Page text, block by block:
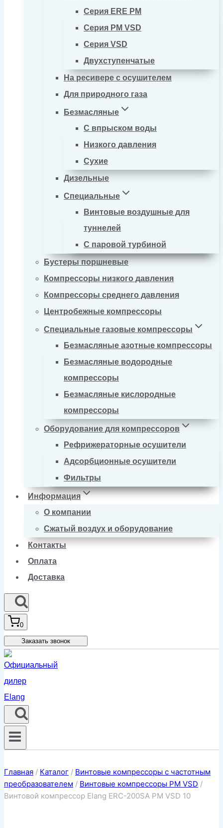
Серия ERE PM
Серия PM VSD
Серия VSD
Двухступенчатые
На ресивере с осушителем
Для природного газа
Безмасляные
С впрыском воды
Низкого давления
Сухие
Дизельные
Специальные
Винтовые воздушные для
туннелей
С паровой турбиной
Бустеры поршневые
Компрессоры низкого давления
Компрессоры среднего давления
Центробежные компрессоры
Специальные газовые компрессоры
Безмасляные азотные компрессоры
Безмасляные водородные
компрессоры
Безмасляные кислородные
компрессоры
Оборудование для компрессоров
Рефрижераторные осушители
Адсорбционные осушители
Фильтры
Информация
О компании
Сжатый воздух и оборудование
Контакты
Оплата
Доставка
0
Заказать звонок
Главная / Каталог / Винтовые компрессоры с частотным
преобразователем / Винтовые компрессоры PM VSD /
Винтовой компрессор Elang ERC-200SA PM VSD 10